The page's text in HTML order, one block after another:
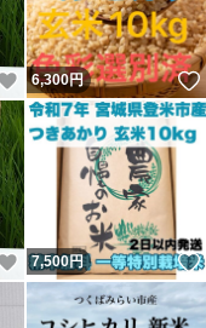
いいね！
6,300円
いいね！
7,500円